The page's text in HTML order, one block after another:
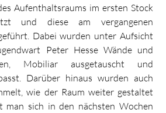
Aufenthaltsraums im ersten Stock
und diese am vergangenen
Dabei wurden unter Aufsicht
Peter Hesse Wände und
Mobiliar ausgetauscht und
Darüber hinaus wurden auch
wie der Raum weiter gestaltet
man sich in den nächsten Wochen